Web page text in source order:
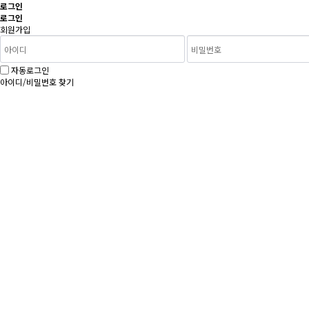
로그인
로그인
회원가입
자동로그인
아이디/비밀번호 찾기